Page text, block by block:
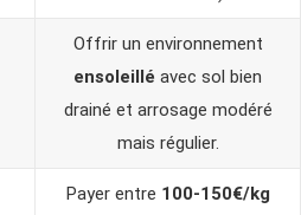
Offrir un environnement
ensoleillé avec sol bien
drainé et arrosage modéré
mais régulier.
Payer entre 100-150€/kg